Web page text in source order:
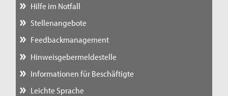
Hilfe im Notfall
Stellenangebote
Feedbackmanagement
Hinweisgebermeldestelle
Informationen für Beschäftigte
Leichte Sprache